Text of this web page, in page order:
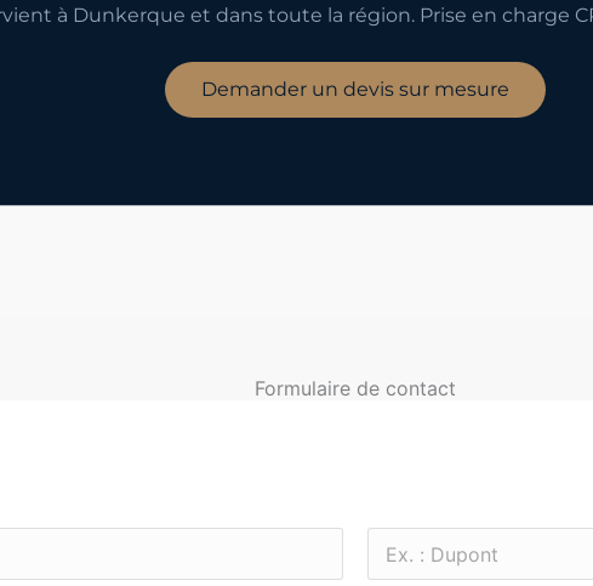
à Dunkerque et dans toute la région. Prise en charge
Demander un devis sur mesure
Formulaire de contact